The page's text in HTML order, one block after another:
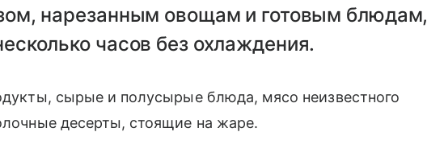
нарезанным овощам и готовым блюдам,
часов без охлаждения.
сырые и полусырые блюда, мясо неизвестного
десерты, стоящие на жаре.